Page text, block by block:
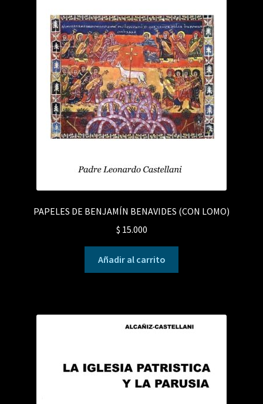
PAPELES DE BENJAMÍN BENAVIDES (CON LOMO)
$ 15.000
Añadir al carrito